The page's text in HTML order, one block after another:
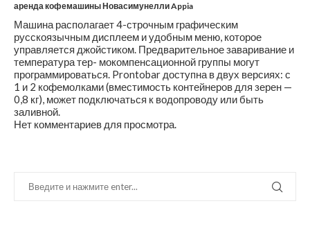
аренда кофемашины Новасимунелли Appia
Машина располагает 4-строчным графическим
русскоязычным дисплеем и удобным меню, которое
управляется джойстиком. Предварительное заваривание и
температура тер- мокомпенсационной группы могут
программироваться. Prontobar доступна в двух версиях: с
1 и 2 кофемолками (вместимость контейнеров для зерен —
0,8 кг), может подключаться к водопроводу или быть
заливной.
Нет комментариев для просмотра.